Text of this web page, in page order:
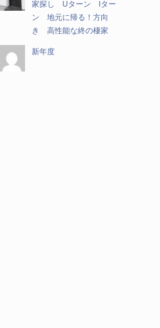
家探し Uターン Iター
ン 地元に帰る！方向
き 高性能な終の棲家
新年度